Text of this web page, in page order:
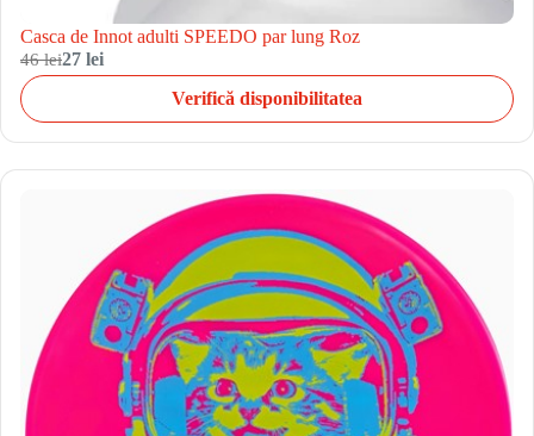
Casca de Innot adulti SPEEDO par lung Roz
46 lei27 lei
Verifică disponibilitatea